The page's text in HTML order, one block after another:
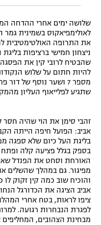
מדיניות פרטיות
תקנון פעילות ספורט 1
רשיון להקרנה פומבית
לוח דרושים – ג'ובנט
המגזין
אומנויות לחימה
גיימינג E-Sports
לאולימפיאקוס בשמינית גמר
את התרופה האולטימטיבית
שהבטיח לרובי קין את הפסגה
להיות חתום על שלוש
מספר 7 ושער נוסף של
שתגיע לפלייאוף העליון
זהבי סימן את הוי שהיה חסר
אביב: הפועל חיפה הייתה
בליגת העל כיום שלא ספגה
בספק בגלל פציעה קלה
האורחת וסחט את הפנדל
מפיגור. גם במהלך שהשלים
והוכיח שוב כמה קין זקוק
אביב הציגה את הכדורגל
ציפו לראות, בטח אחרי
לפגרת הנבחרות רגועה.
מבחינת הצהובים, המחליפים